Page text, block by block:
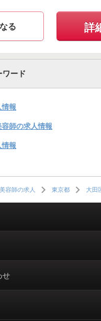
る 詳
ワード
報
師の求人情報
報
美容師の求人 東京都 大田
せ